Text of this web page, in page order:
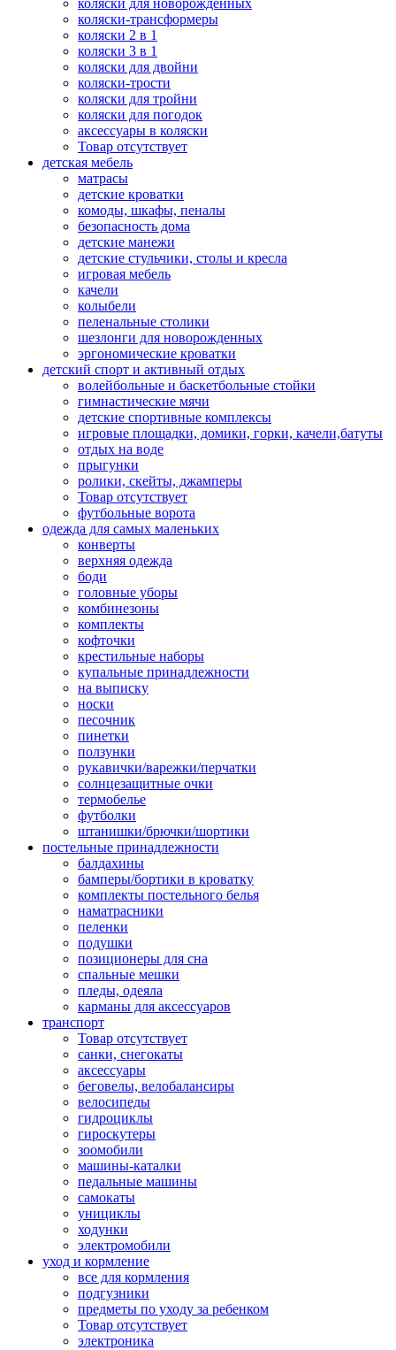
коляски для новорожденных
коляски-трансформеры
коляски 2 в 1
коляски 3 в 1
коляски для двойни
коляски-трости
коляски для тройни
коляски для погодок
аксессуары в коляски
Товар отсутствует
детская мебель
матрасы
детские кроватки
комоды, шкафы, пеналы
безопасность дома
детские манежи
детские стульчики, столы и кресла
игровая мебель
качели
колыбели
пеленальные столики
шезлонги для новорожденных
эргономические кроватки
детский спорт и активный отдых
волейбольные и баскетбольные стойки
гимнастические мячи
детские спортивные комплексы
игровые площадки, домики, горки, качели,батуты
отдых на воде
прыгунки
ролики, скейты, джамперы
Товар отсутствует
футбольные ворота
одежда для самых маленьких
конверты
верхняя одежда
боди
головные уборы
комбинезоны
комплекты
кофточки
крестильные наборы
купальные принадлежности
на выписку
носки
песочник
пинетки
ползунки
рукавички/варежки/перчатки
солнцезащитные очки
термобелье
футболки
штанишки/брючки/шортики
постельные принадлежности
балдахины
бамперы/бортики в кроватку
комплекты постельного белья
наматрасники
пеленки
подушки
позиционеры для сна
спальные мешки
пледы, одеяла
карманы для аксеcсуаров
транспорт
Товар отсутствует
санки, снегокаты
аксессуары
беговелы, велобалансиры
велосипеды
гидроциклы
гироскутеры
зоомобили
машины-каталки
педальные машины
самокаты
унициклы
ходунки
электромобили
уход и кормление
все для кормления
подгузники
предметы по уходу за ребенком
Товар отсутствует
электроника